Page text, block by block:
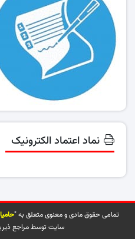
نماد اعتماد الکترونیک
تمامی حقوق مادی و معنوی متعلق به "
سایت توسط مراجع